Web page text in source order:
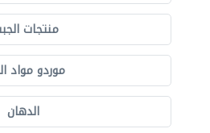
منتجات
موردو مواد
الدهان